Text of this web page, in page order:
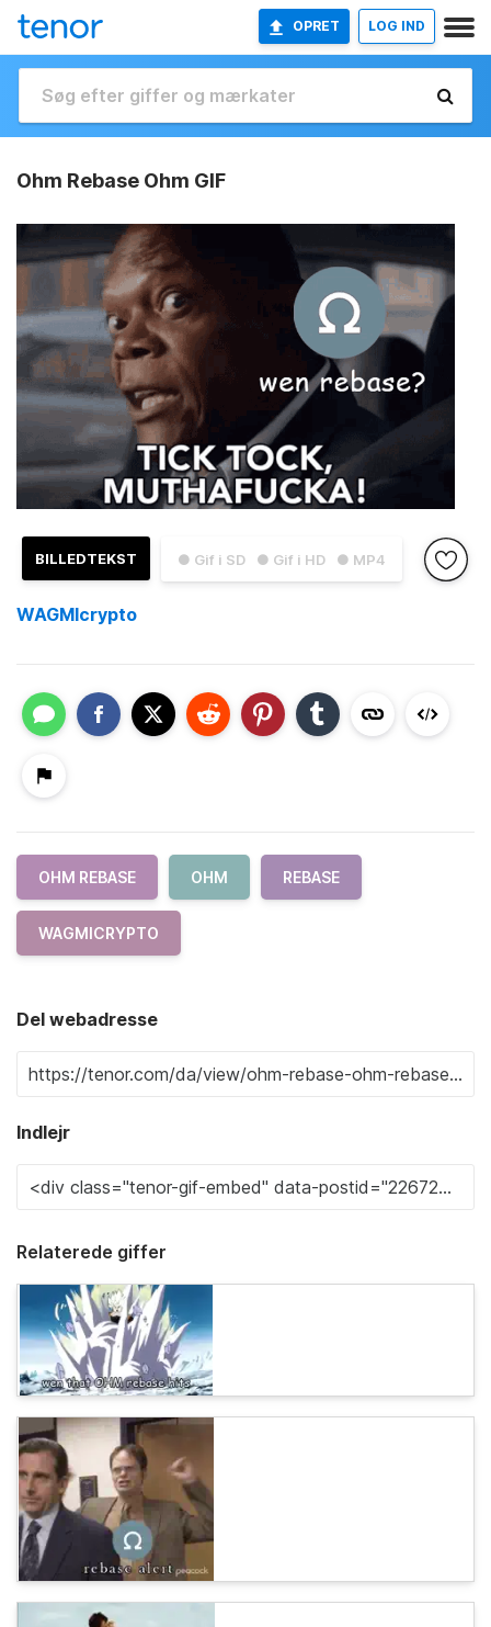
OPRET LOG IND
Ohm Rebase Ohm GIF
● Gif i SD ● Gif i HD ● MP4
BILLEDTEKST
WAGMIcrypto
OHM REBASE OHM REBASE
WAGMICRYPTO
Del webadresse
Indlejr
Relaterede giffer